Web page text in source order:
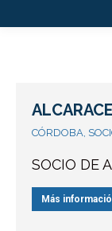
CÓRDOBA,
SOCIO DE
Más